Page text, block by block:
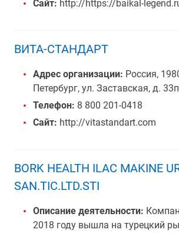
Сайт: http://https://baikal-
ВИТА-СТАНДАРТ
Адрес организации: Россия,
Петербург, ул. Заставская, д.
Телефон: 8 800 201-0418
Сайт: http://vitastandart.com
BORK HEALTH ILAC MAKINE
SAN.TIC.LTD.STI
Описание деятельности:
2018 году вышла на турецкий